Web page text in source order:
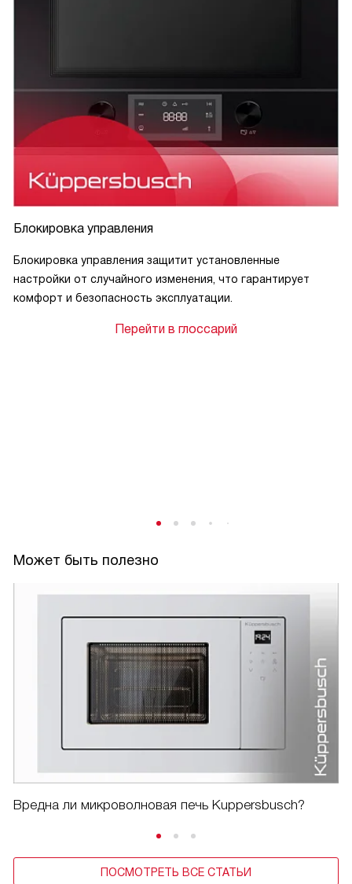
Блокировка управления
Блокировка управления защитит установленные
настройки от случайного изменения, что гарантирует
комфорт и безопасность эксплуатации.
Перейти в глоссарий
Может быть полезно
Вредна ли микроволновая печь Kuppersbusch?
ПОСМОТРЕТЬ ВСЕ СТАТЬИ